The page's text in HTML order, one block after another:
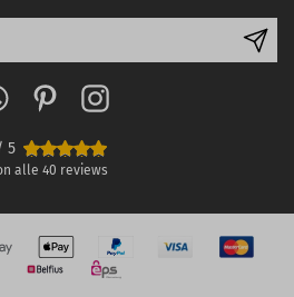
IN WINKELWAGEN
5
alle 40 reviews